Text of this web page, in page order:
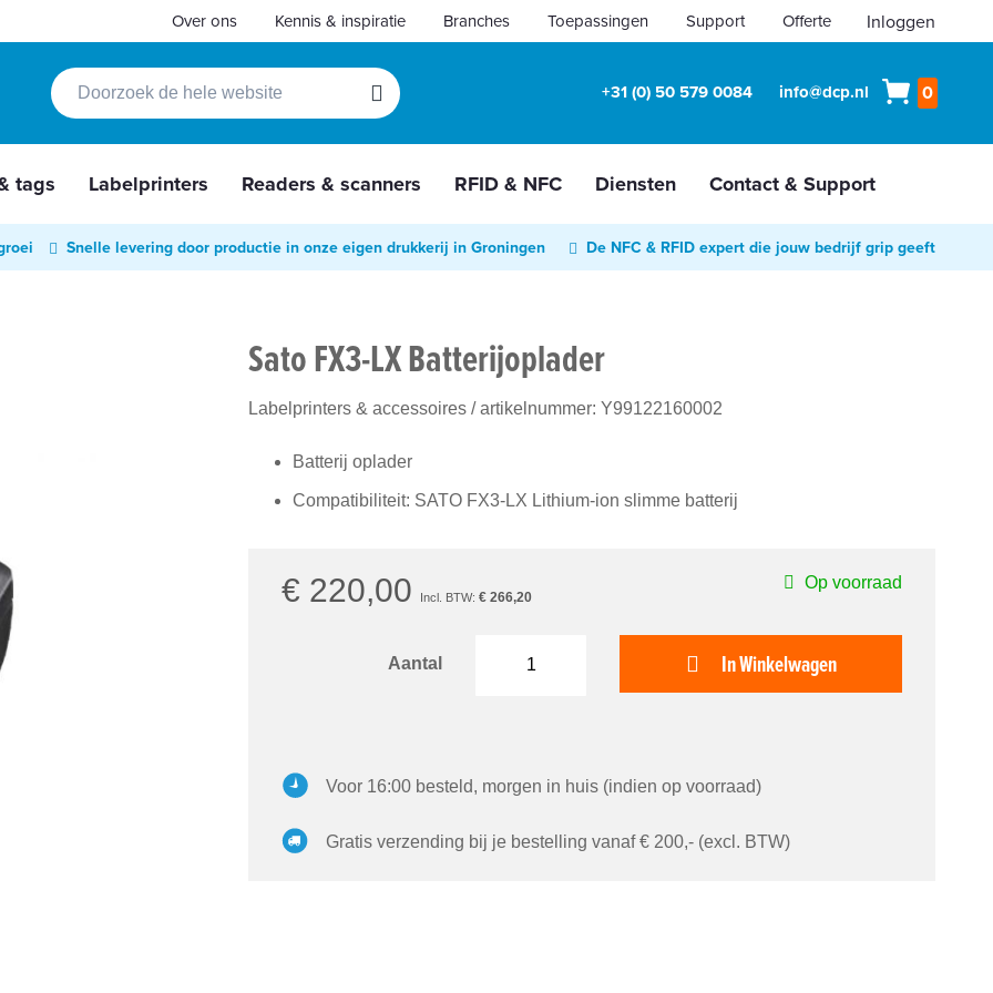
Inloggen
Over ons Kennis & inspiratie Branches Toepassingen Support Offerte
Zoek
Zoek +31 (0) 50 579 0084 info@dcp.nl 0
tags Labelprinters Readers & scanners RFID & NFC Diensten Contact & Support
Snelle levering door productie in onze eigen drukkerij in Groningen De NFC & RFID expert die jouw bedrijf grip geeft
Sato FX3-LX Batterijoplader
Labelprinters & accessoires / artikelnummer: Y99122160002
Batterij oplader
Compatibiliteit: SATO FX3-LX Lithium-ion slimme batterij
€ 220,00 € 266,20
Op voorraad
Aantal In Winkelwagen
Voor 16:00 besteld, morgen in huis (indien op voorraad)
Gratis verzending bij je bestelling vanaf € 200,- (excl. BTW)